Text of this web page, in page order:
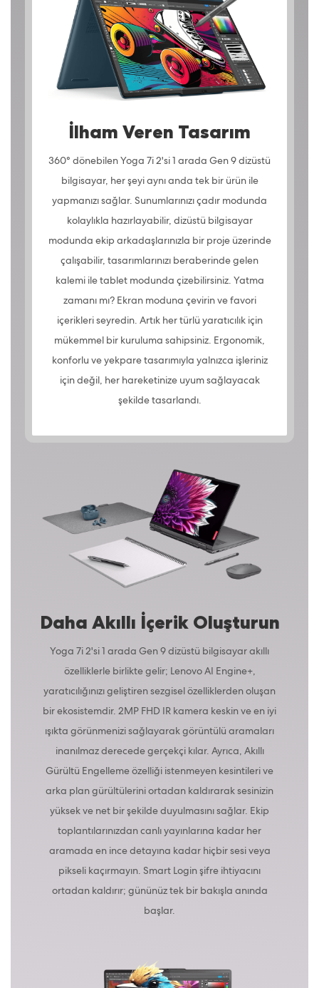
İlham Veren Tasarım
360° dönebilen Yoga 7i 2'si 1 arada Gen 9 dizüstü
bilgisayar, her şeyi aynı anda tek bir ürün ile
yapmanızı sağlar. Sunumlarınızı çadır modunda
kolaylıkla hazırlayabilir, dizüstü bilgisayar
modunda ekip arkadaşlarınızla bir proje üzerinde
çalışabilir, tasarımlarınızı beraberinde gelen
kalemi ile tablet modunda çizebilirsiniz. Yatma
zamanı mı? Ekran moduna çevirin ve favori
içerikleri seyredin. Artık her türlü yaratıcılık için
mükemmel bir kuruluma sahipsiniz. Ergonomik,
konforlu ve yekpare tasarımıyla yalnızca işleriniz
için değil, her hareketinize uyum sağlayacak
şekilde tasarlandı.
Daha Akıllı İçerik Oluşturun
Yoga 7i 2'si 1 arada Gen 9 dizüstü bilgisayar akıllı
özelliklerle birlikte gelir; Lenovo AI Engine+,
yaratıcılığınızı geliştiren sezgisel özelliklerden oluşan
bir ekosistemdir. 2MP FHD IR kamera keskin ve en iyi
ışıkta görünmenizi sağlayarak görüntülü aramaları
inanılmaz derecede gerçekçi kılar. Ayrıca, Akıllı
Gürültü Engelleme özelliği istenmeyen kesintileri ve
arka plan gürültülerini ortadan kaldırarak sesinizin
yüksek ve net bir şekilde duyulmasını sağlar. Ekip
toplantılarınızdan canlı yayınlarına kadar her
aramada en ince detayına kadar hiçbir sesi veya
pikseli kaçırmayın. Smart Login şifre ihtiyacını
ortadan kaldırır; gününüz tek bir bakışla anında
başlar.